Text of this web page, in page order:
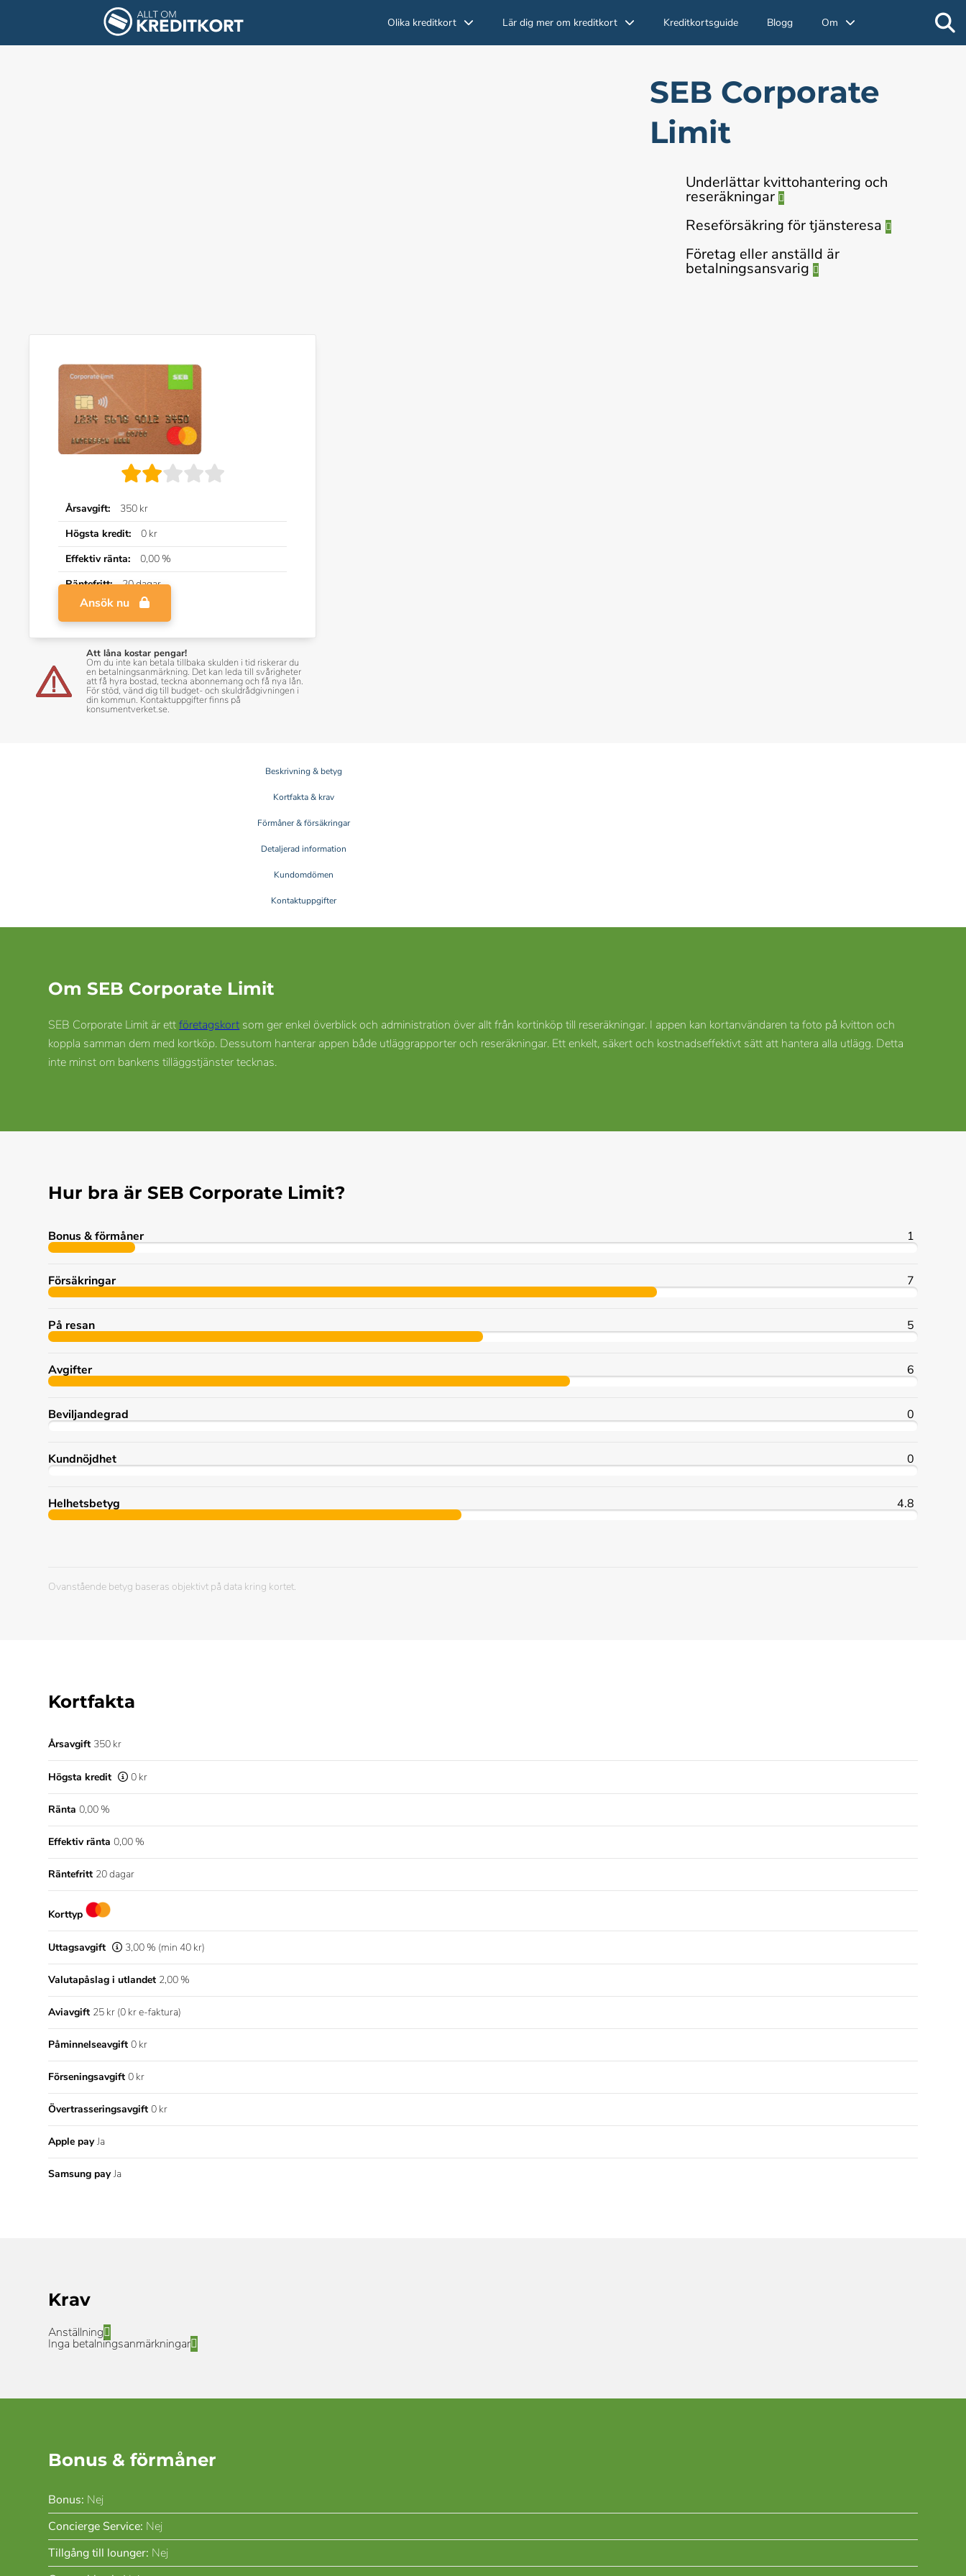
Olika kreditkort Lär dig mer om kreditkort Kreditkortsguide Blogg Om
SEB Corporate
Limit
Underlättar kvittohantering och
reseräkningar
Reseförsäkring för tjänsteresa
Företag eller anställd är
betalningsansvarig
Årsavgift:
350 kr
Högsta kredit:
0 kr
Effektiv ränta:
0,00 %
Räntefritt:
20 dagar
Ansök nu
Att låna kostar pengar!
Om du inte kan betala tillbaka skulden i tid riskerar du
en betalningsanmärkning. Det kan leda till svårigheter
att få hyra bostad, teckna abonnemang och få nya lån.
För stöd, vänd dig till budget- och skuldrådgivningen i
din kommun. Kontaktuppgifter finns på
konsumentverket.se.
Beskrivning & betyg
Kortfakta & krav
Förmåner & försäkringar
Detaljerad information
Kundomdömen
Kontaktuppgifter
Om SEB Corporate Limit
SEB Corporate Limit är ettföretagskortsom ger enkel överblick och administration över allt från kortinköp till reseräkningar. I appen kan kortanvändaren ta foto på kvitton och
koppla samman dem med kortköp. Dessutom hanterar appen både utläggrapporter och reseräkningar. Ett enkelt, säkert och kostnadseffektivt sätt att hantera alla utlägg. Detta
inte minst om bankens tilläggstjänster tecknas.
Hur bra är SEB Corporate Limit?
Bonus & förmåner 1
Försäkringar 7
På resan 5
Avgifter 6
Beviljandegrad 0
Kundnöjdhet 0
Helhetsbetyg 4.8
Ovanstående betyg baseras objektivt på data kring kortet.
Kortfakta
Årsavgift 350 kr
Högsta kredit 0 kr
Ränta0,00 %
Effektiv ränta0,00 %
Räntefritt 20 dagar
Korttyp
Uttagsavgift 3,00 % (min 40 kr)
Valutapåslag i utlandet 2,00 %
Aviavgift 25 kr (0 kr e-faktura)
Påminnelseavgift0 kr
Förseningsavgift0 kr
Övertrasseringsavgift0 kr
Apple payJa
Samsung payJa
Krav
Anställning
Inga betalningsanmärkningar
Bonus & förmåner
Bonus: Nej
Concierge Service: Nej
Tillgång till lounger: Nej